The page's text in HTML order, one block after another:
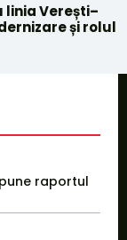
Verești–
și rolul
raportul